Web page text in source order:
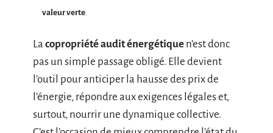
valeur verte.
La copropriété audit énergétique n’est donc
pas un simple passage obligé. Elle devient
l’outil pour anticiper la hausse des prix de
l’énergie, répondre aux exigences légales et,
surtout, nourrir une dynamique collective.